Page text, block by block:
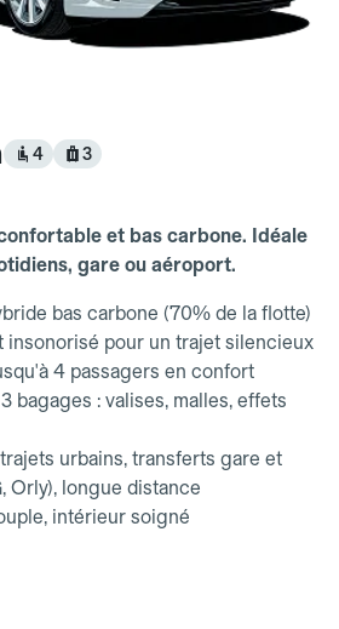
4 3
et bas carbone. Idéale
gare ou aéroport.
bas carbone (70% de la flotte)
insonorisé pour un trajet silencieux
4 passagers en confort
bagages : valises, malles, effets
trajets urbains, transferts gare et
Orly), longue distance
intérieur soigné